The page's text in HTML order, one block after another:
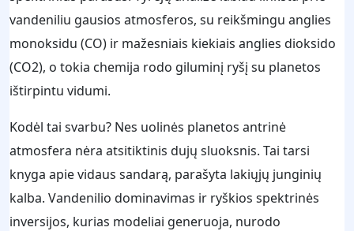
vandeniliu gausios atmosferos, su reikšmingu anglies
monoksidu (CO) ir mažesniais kiekiais anglies dioksido
(CO2), o tokia chemija rodo giluminį ryšį su planetos
ištirpintu vidumi.
Kodėl tai svarbu? Nes uolinės planetos antrinė
atmosfera nėra atsitiktinis dujų sluoksnis. Tai tarsi
knyga apie vidaus sandarą, parašyta lakiųjų junginių
kalba. Vandenilio dominavimas ir ryškios spektrinės
inversijos, kurias modeliai generuoja, nurodo